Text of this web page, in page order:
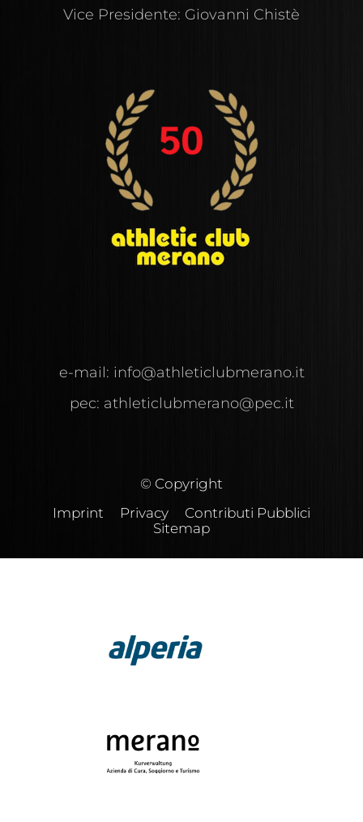
Vice Presidente: Giovanni Chistè
e-mail: info@athleticlubmerano.it
pec: athleticlubmerano@pec.it
© Copyright
Imprint
Privacy
Contributi Pubblici
Sitemap